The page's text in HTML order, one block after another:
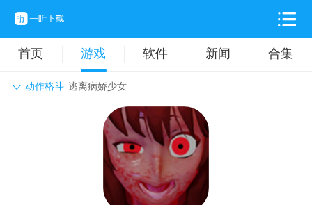
首页 游戏 软件 新闻 合集
动作格斗 逃离病娇少女
动作格斗 休闲益智
卡牌对战 音乐舞蹈
挂机养成